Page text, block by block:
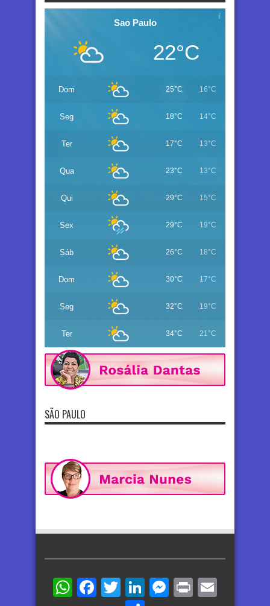
Sao Paulo
22°C
Dom 25°C 16°C
Seg 18°C 14°C
Ter 17°C 13°C
Qua 23°C 13°C
Qui 29°C 15°C
Sex 29°C 19°C
Sáb 26°C 18°C
Dom 30°C 17°C
Seg 32°C 19°C
Ter 34°C 21°C
SÃO PAULO
WhatsApp
Facebook
TwitterLinkedIn
Messenger
Print